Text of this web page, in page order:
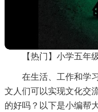
【热门】小学五年
在生活、工作和学
文人们可以实现文化交
的好吗？以下是小编帮